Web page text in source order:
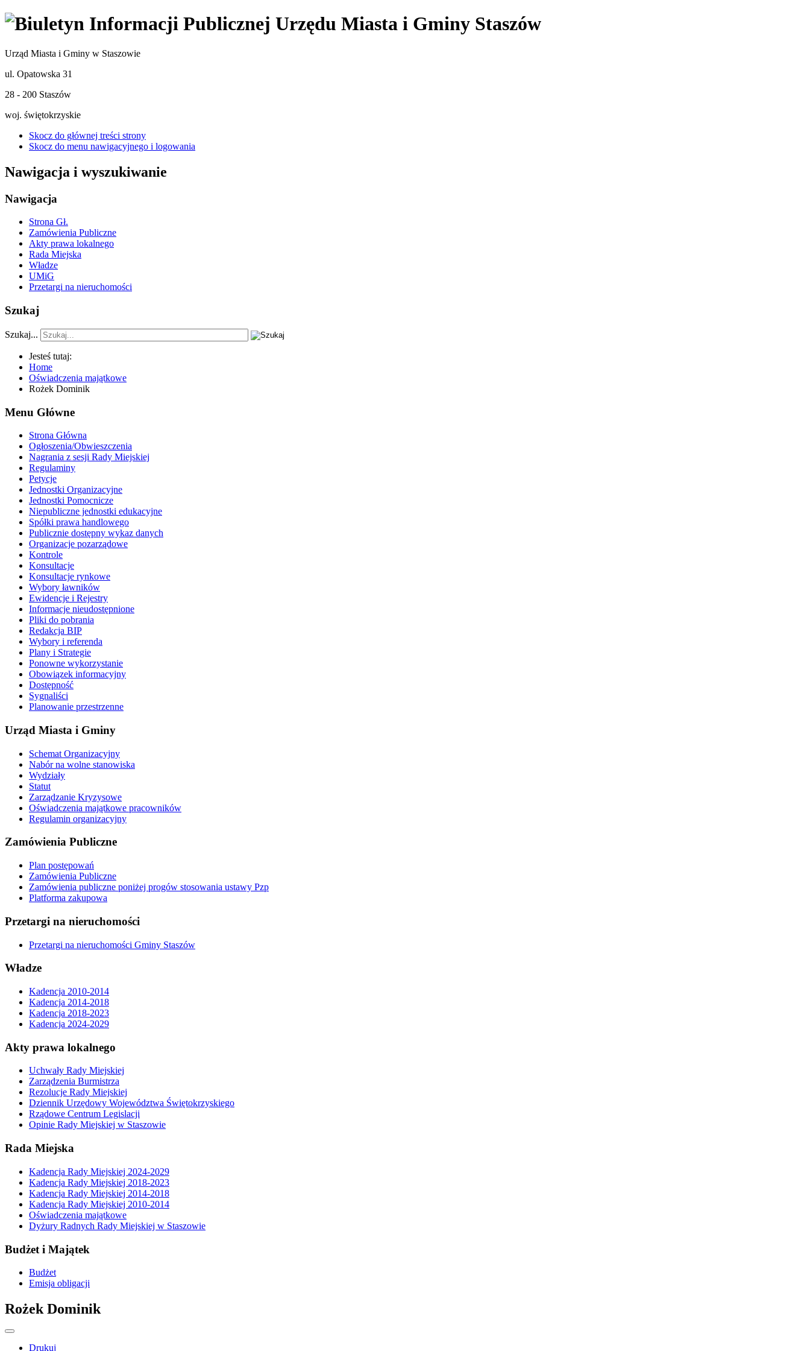
Urząd Miasta i Gminy w Staszowie
ul. Opatowska 31
28 - 200 Staszów
woj. świętokrzyskie
Skocz do głównej treści strony
Skocz do menu nawigacyjnego i logowania
Nawigacja i wyszukiwanie
Nawigacja
Strona Gł.
Zamówienia Publiczne
Akty prawa lokalnego
Rada Miejska
Władze
UMiG
Przetargi na nieruchomości
Szukaj
Szukaj...
Jesteś tutaj:
Home
Oświadczenia majątkowe
Rożek Dominik
Menu Główne
Strona Główna
Ogłoszenia/Obwieszczenia
Nagrania z sesji Rady Miejskiej
Regulaminy
Petycje
Jednostki Organizacyjne
Jednostki Pomocnicze
Niepubliczne jednostki edukacyjne
Spółki prawa handlowego
Publicznie dostępny wykaz danych
Organizacje pozarządowe
Kontrole
Konsultacje
Konsultacje rynkowe
Wybory ławników
Ewidencje i Rejestry
Informacje nieudostępnione
Pliki do pobrania
Redakcja BIP
Wybory i referenda
Plany i Strategie
Ponowne wykorzystanie
Obowiązek informacyjny
Dostępność
Sygnaliści
Planowanie przestrzenne
Urząd Miasta i Gminy
Schemat Organizacyjny
Nabór na wolne stanowiska
Wydziały
Statut
Zarządzanie Kryzysowe
Oświadczenia majątkowe pracowników
Regulamin organizacyjny
Zamówienia Publiczne
Plan postępowań
Zamówienia Publiczne
Zamówienia publiczne poniżej progów stosowania ustawy Pzp
Platforma zakupowa
Przetargi na nieruchomości
Przetargi na nieruchomości Gminy Staszów
Władze
Kadencja 2010-2014
Kadencja 2014-2018
Kadencja 2018-2023
Kadencja 2024-2029
Akty prawa lokalnego
Uchwały Rady Miejskiej
Zarządzenia Burmistrza
Rezolucje Rady Miejskiej
Dziennik Urzędowy Województwa Świętokrzyskiego
Rządowe Centrum Legislacji
Opinie Rady Miejskiej w Staszowie
Rada Miejska
Kadencja Rady Miejskiej 2024-2029
Kadencja Rady Miejskiej 2018-2023
Kadencja Rady Miejskiej 2014-2018
Kadencja Rady Miejskiej 2010-2014
Oświadczenia majątkowe
Dyżury Radnych Rady Miejskiej w Staszowie
Budżet i Majątek
Budżet
Emisja obligacji
Rożek Dominik
Drukuj